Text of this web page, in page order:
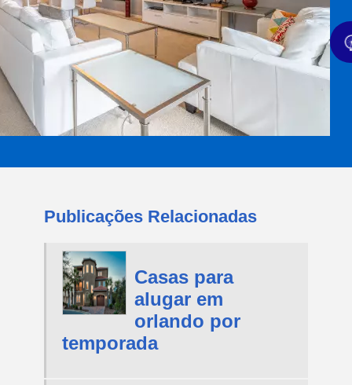
Publicações Relacionadas
Casas para
alugar em
orlando por
temporada